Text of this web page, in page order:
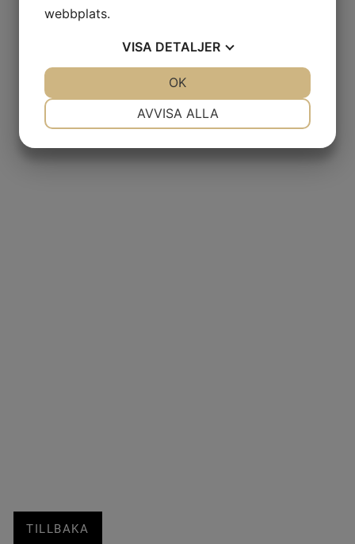
TILLBAKA
webbplats.
VISA DETALJER
AVVISA ALLA
OK